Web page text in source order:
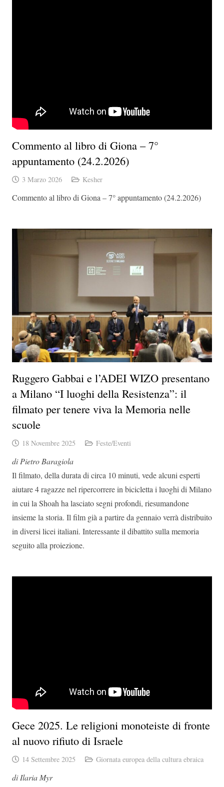
Commento al libro di Giona – 7°
appuntamento (24.2.2026)
3 Marzo 2026 Kesher
Commento al libro di Giona – 7° appuntamento (24.2.2026)
Ruggero Gabbai e l’ADEI WIZO presentano
a Milano “I luoghi della Resistenza”: il
filmato per tenere viva la Memoria nelle
scuole
18 Novembre 2025 Feste/Eventi
di Pietro Baragiola
Il filmato, della durata di circa 10 minuti, vede alcuni esperti
aiutare 4 ragazze nel ripercorrere in bicicletta i luoghi di Milano
in cui la Shoah ha lasciato segni profondi, riesumandone
insieme la storia. Il film già a partire da gennaio verrà distribuito
in diversi licei italiani. Interessante il dibattito sulla memoria
seguito alla proiezione.
Gece 2025. Le religioni monoteiste di fronte
al nuovo rifiuto di Israele
14 Settembre 2025 Giornata europea della cultura ebraica
di Ilaria Myr